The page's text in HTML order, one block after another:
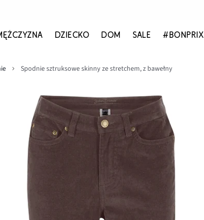
DZIECKO DOM SALE #BONPRIX
Spodnie sztruksowe skinny ze stretchem, z bawełny